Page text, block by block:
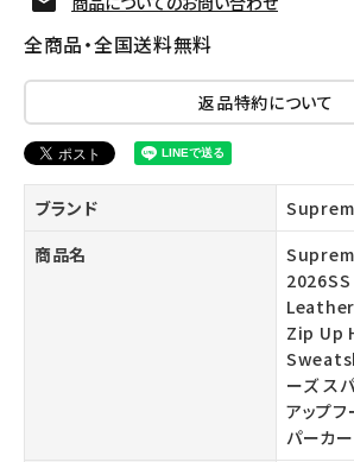
全商品・全国送料無料
返品特約について
ブランド
商品名
Zip Up
ーズ ス
アップフ
パーカー